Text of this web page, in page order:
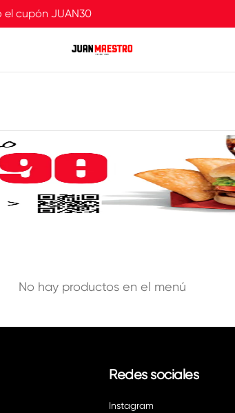
el cupón JUAN30
No hay productos en el menú
Redes sociales
Instagram